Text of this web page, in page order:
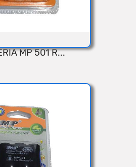
MP 501 R...
Añadir